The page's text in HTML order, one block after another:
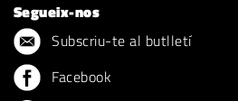
Segueix-nos
Subscriu-te al butlletí
Facebook